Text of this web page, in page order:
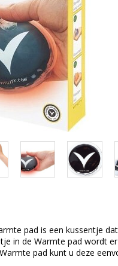
pad is een kussentje
in de Warmte pad wordt
pad kunt u deze